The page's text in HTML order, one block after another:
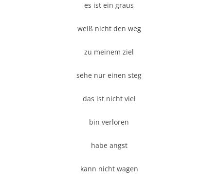
es ist ein graus
weiß nicht den weg
zu meinem ziel
sehe nur einen steg
das ist nicht viel
bin verloren
habe angst
kann nicht wagen